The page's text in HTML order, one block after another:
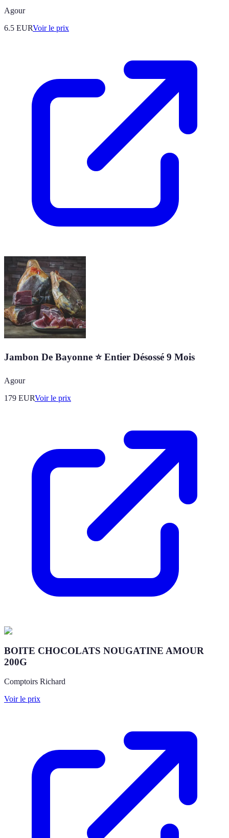
Agour
6.5 EURVoir le prix
Jambon De Bayonne ⭐ Entier Désossé 9 Mois
Agour
179 EURVoir le prix
BOITE CHOCOLATS NOUGATINE AMOUR
200G
Comptoirs Richard
Voir le prix